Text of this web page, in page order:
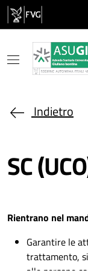
Salta al contenuto
Indietro
SC
Rientrano nel
Garantire le
trattamento,